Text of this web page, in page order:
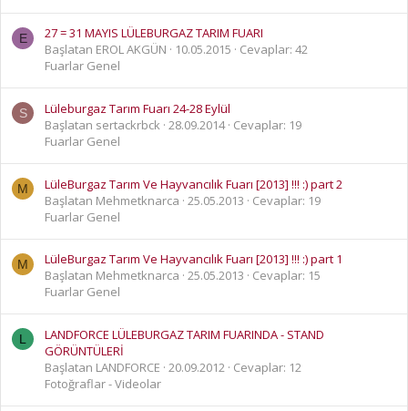
E
27 = 31 MAYIS LÜLEBURGAZ TARIM FUARI
Başlatan EROL AKGÜN
10.05.2015
Cevaplar: 42
Fuarlar Genel
S
Lüleburgaz Tarım Fuarı 24-28 Eylül
Başlatan sertackrbck 28.09.2014 Cevaplar: 19
Fuarlar Genel
M
LüleBurgaz Tarım Ve Hayvancılık Fuarı [2013] !!! :) part 2
Başlatan Mehmetknarca
25.05.2013
Cevaplar: 19
Fuarlar Genel
M
LüleBurgaz Tarım Ve Hayvancılık Fuarı [2013] !!! :) part 1
Başlatan Mehmetknarca 25.05.2013
Cevaplar: 15
Fuarlar Genel
L
LANDFORCE LÜLEBURGAZ TARIM FUARINDA - STAND
GÖRÜNTÜLERİ
Başlatan LANDFORCE 20.09.2012 Cevaplar: 12
Fotoğraflar - Videolar